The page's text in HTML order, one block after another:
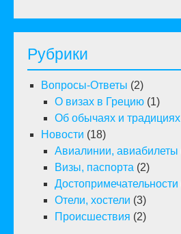
Рубрики
Вопросы-Ответы (2)
О визах в Грецию (1)
Об обычаях и традициях
Новости (18)
Авиалинии, авиабилеты
Визы, паспорта (2)
Достопримечательности
Отели, хостели (3)
Происшествия (2)